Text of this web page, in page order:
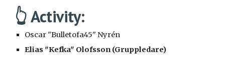
👆 Activity:
Oscar "Bulletofa45" Nyrén
Elias "Kefka" Olofsson (Gruppledare)